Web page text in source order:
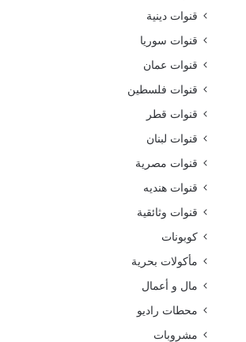
قنوات دينية
قنوات سوريا
قنوات عمان
قنوات فلسطين
قنوات قطر
قنوات لبنان
قنوات مصرية
قنوات هنديه
قنوات وثائقية
كوبونات
مأكولات بحرية
مال و أعمال
محطات راديو
مشروبات